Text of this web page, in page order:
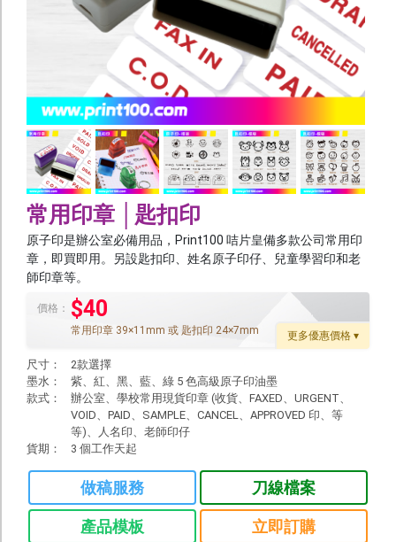
書刊
文儀
貼紙
年曆
利是封
囍慶及節日
紙袋 / 布袋
其他產品
Foamboard
常用印章 │匙扣印
原子印是辦公室必備用品，Print100 咭片皇備多款公司常用印
章，即買即用。另設匙扣印、姓名原子印仔、兒童學習印和老
師印章等。
價格： $40
常用印章 39×11mm 或 匙扣印 24×7mm 更多優惠價格 ▾
尺寸：
2款選擇
墨水：
紫、紅、黑、藍、綠 5 色高級原子印油墨
款式：
辦公室、學校常用現貨印章 (收貨、FAXED、URGENT、
VOID、PAID、SAMPLE、CANCEL、APPROVED 印、等
等)、人名印、老師印仔
貨期：
3 個工作天起
做稿服務 刀線檔案
產品模板 立即訂購